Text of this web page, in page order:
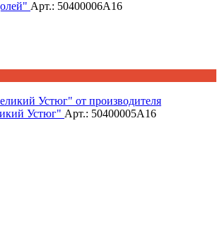
Арт.: 50400006А16
Устюг" Арт.: 50400005А16